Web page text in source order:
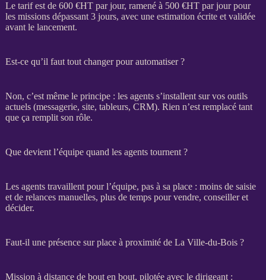
Le tarif est de 600 €HTpar jour, ramené à 500 €HTpar jour pour
les missionsdépassant 3 jours, avec une estimation écrite et validée
avant le lancement.
Est-ce qu’il faut tout changer pour automatiser ?
Non, c’est même le principe : les agentss’installent sur vos outils
actuels (messagerie, site, tableurs, CRM). Rien n’est remplacé tant
que ça remplit son rôle.
Que devient l’équipe quand les agents tournent ?
Les agentstravaillent pour l’équipe, pas à sa place : moins de saisie
et de relancesmanuelles, plus de temps pour vendre, conseiller et
décider.
Faut-il une présence sur place à proximité de La Ville-du-Bois ?
Mission à distance de bout en bout, pilotée avec le dirigeant :